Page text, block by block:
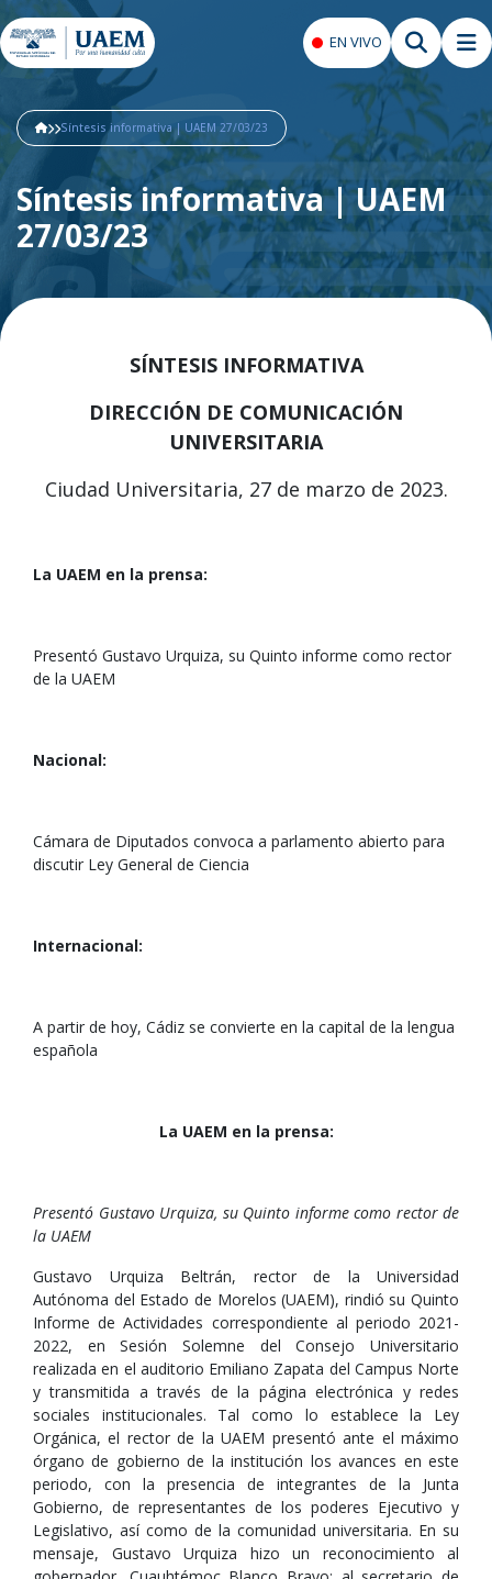
EN VIVO
Síntesis informativa | UAEM 27/03/23
Síntesis informativa | UAEM
27/03/23
SÍNTESIS INFORMATIVA
DIRECCIÓN DE COMUNICACIÓN
UNIVERSITARIA
Ciudad Universitaria, 27 de marzo de 2023.
La UAEM en la prensa:
Presentó Gustavo Urquiza, su Quinto informe como rector
de la UAEM
Nacional:
Cámara de Diputados convoca a parlamento abierto para
discutir Ley General de Ciencia
Internacional:
A partir de hoy, Cádiz se convierte en la capital de la lengua
española
La UAEM en la prensa:
Presentó Gustavo Urquiza, su Quinto informe como rector de
la UAEM
Gustavo Urquiza Beltrán, rector de la Universidad
Autónoma del Estado de Morelos (UAEM), rindió su Quinto
Informe de Actividades correspondiente al periodo 2021-
2022, en Sesión Solemne del Consejo Universitario
realizada en el auditorio Emiliano Zapata del Campus Norte
y transmitida a través de la página electrónica y redes
sociales institucionales. Tal como lo establece la Ley
Orgánica, el rector de la UAEM presentó ante el máximo
órgano de gobierno de la institución los avances en este
periodo, con la presencia de integrantes de la Junta
Gobierno, de representantes de los poderes Ejecutivo y
Legislativo, así como de la comunidad universitaria. En su
mensaje, Gustavo Urquiza hizo un reconocimiento al